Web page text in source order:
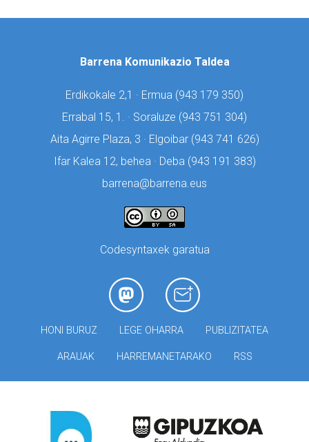
Barrena Komunikazio Taldea
Erdikokale 2,1 · Ermua (943 179 350)
Errabal 15, 1. · Soraluze (943 751 304)
Aita Agirre Plaza, 3 · Elgoibar (943 741 626)
Ifar Kalea 12, behea · Deba (943 191 383)
barrena@barrena.eus
Codesyntaxek garatua
HONI BURUZ LEGE OHARRA PUBLIZITATEA
ARAUAK HARREMANETARAKO RSS